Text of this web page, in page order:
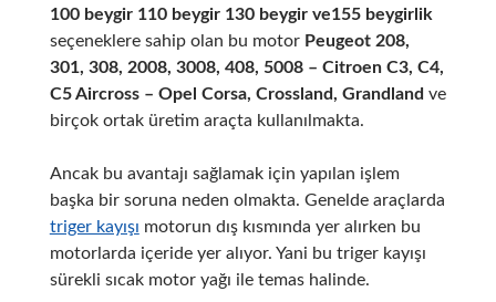
100 beygir 110 beygir 130 beygir ve155 beygirlik
seçeneklere sahip olan bu motor Peugeot 208,
301, 308, 2008, 3008, 408, 5008 – Citroen C3, C4,
C5 Aircross – Opel Corsa, Crossland, Grandland ve
birçok ortak üretim araçta kullanılmakta.
Ancak bu avantajı sağlamak için yapılan işlem
başka bir soruna neden olmakta. Genelde araçlarda
triger kayışı motorun dış kısmında yer alırken bu
motorlarda içeride yer alıyor. Yani bu triger kayışı
sürekli sıcak motor yağı ile temas halinde.